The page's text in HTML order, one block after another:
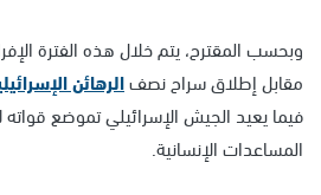
وبحسب المقترح، يتم خلال هذه الفترة
مقابل إطلاق سراح نصفالرهائن
فيما يعيد الجيش الإسرائيلي تموضع
المساعدات الإنسانية.